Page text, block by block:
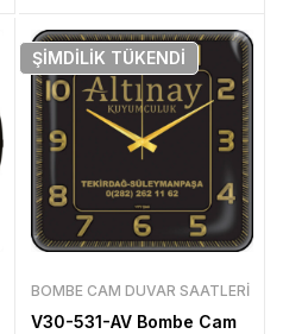
ŞIMDILIK TÜKENDI
BOMBE CAM DUVAR SAATLERI
V30-531-AV Bombe Cam